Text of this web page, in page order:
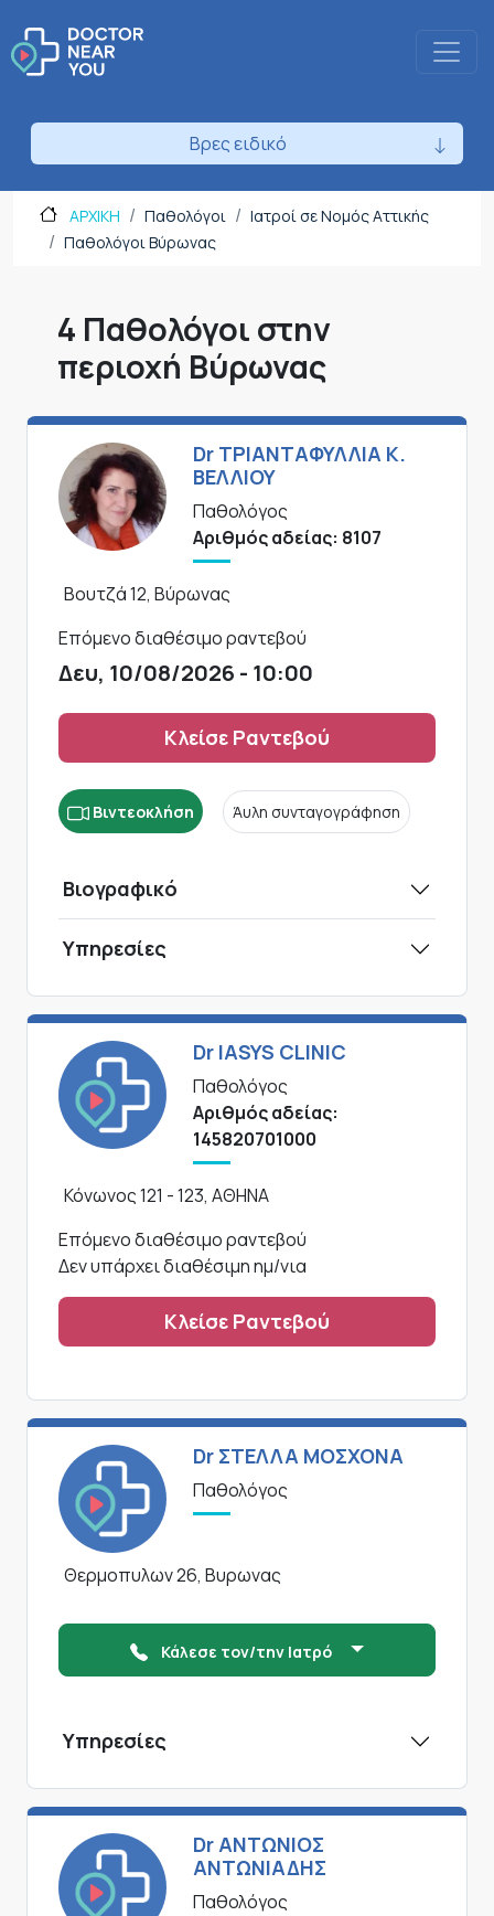
Βρες ειδικό
ΑΡΧΙΚΗ Παθολόγοι
Ιατροί σε Νομός Αττικής
Παθολόγοι Βύρωνας
4 Παθολόγοι στην
περιοχή Βύρωνας
Dr ΤΡΙΑΝΤΑΦΥΛΛΙΑ Κ.
ΒΕΛΛΙΟΥ
Παθολόγος
Αριθμός αδείας: 8107
Βουτζά 12, Βύρωνας
Επόμενο διαθέσιμο ραντεβού
Δευ, 10/08/2026 - 10:00
Κλείσε Ραντεβού
Βιντεοκλήση Άυλη συνταγογράφηση
Βιογραφικό
Υπηρεσίες
Dr IASYS CLINIC
Παθολόγος
Αριθμός αδείας:
145820701000
Κόνωνος 121 - 123, ΑΘΗΝΑ
Επόμενο διαθέσιμο ραντεβού
Δεν υπάρχει διαθέσιμη ημ/νια
Κλείσε Ραντεβού
Dr ΣΤΕΛΛΑ ΜΟΣΧΟΝΑ
Παθολόγος
Θερμοπυλων 26, Βυρωνας
Κάλεσε τον/την Ιατρό
Υπηρεσίες
Dr ΑΝΤΩΝΙΟΣ
ΑΝΤΩΝΙΑΔΗΣ
Παθολόγος